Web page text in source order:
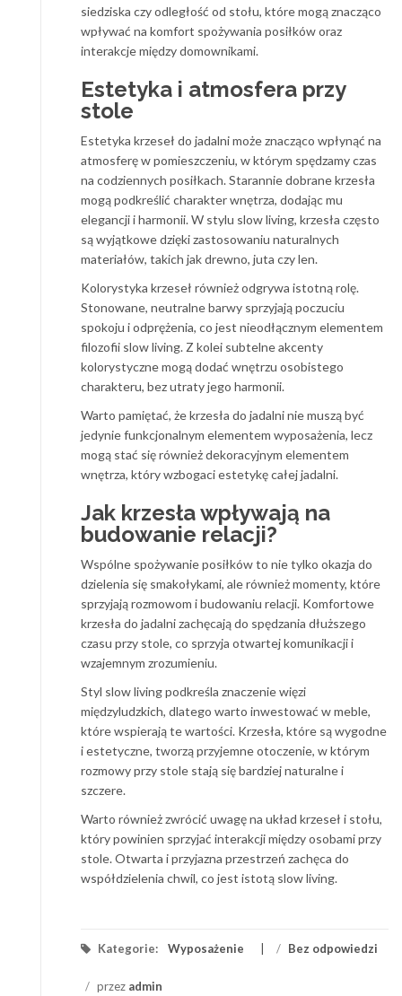
siedziska czy odległość od stołu, które mogą znacząco
wpływać na komfort spożywania posiłków oraz
interakcje między domownikami.
Estetyka i atmosfera przy
stole
Estetyka krzeseł do jadalni może znacząco wpłynąć na
atmosferę w pomieszczeniu, w którym spędzamy czas
na codziennych posiłkach. Starannie dobrane krzesła
mogą podkreślić charakter wnętrza, dodając mu
elegancji i harmonii. W stylu slow living, krzesła często
są wyjątkowe dzięki zastosowaniu naturalnych
materiałów, takich jak drewno, juta czy len.
Kolorystyka krzeseł również odgrywa istotną rolę.
Stonowane, neutralne barwy sprzyjają poczuciu
spokoju i odprężenia, co jest nieodłącznym elementem
filozofii slow living. Z kolei subtelne akcenty
kolorystyczne mogą dodać wnętrzu osobistego
charakteru, bez utraty jego harmonii.
Warto pamiętać, że krzesła do jadalni nie muszą być
jedynie funkcjonalnym elementem wyposażenia, lecz
mogą stać się również dekoracyjnym elementem
wnętrza, który wzbogaci estetykę całej jadalni.
Jak krzesła wpływają na
budowanie relacji?
Wspólne spożywanie posiłków to nie tylko okazja do
dzielenia się smakołykami, ale również momenty, które
sprzyjają rozmowom i budowaniu relacji. Komfortowe
krzesła do jadalni zachęcają do spędzania dłuższego
czasu przy stole, co sprzyja otwartej komunikacji i
wzajemnym zrozumieniu.
Styl slow living podkreśla znaczenie więzi
międzyludzkich, dlatego warto inwestować w meble,
które wspierają te wartości. Krzesła, które są wygodne
i estetyczne, tworzą przyjemne otoczenie, w którym
rozmowy przy stole stają się bardziej naturalne i
szczere.
Warto również zwrócić uwagę na układ krzeseł i stołu,
który powinien sprzyjać interakcji między osobami przy
stole. Otwarta i przyjazna przestrzeń zachęca do
współdzielenia chwil, co jest istotą slow living.
Kategorie: Wyposażenie / Bez odpowiedzi
/ przez admin